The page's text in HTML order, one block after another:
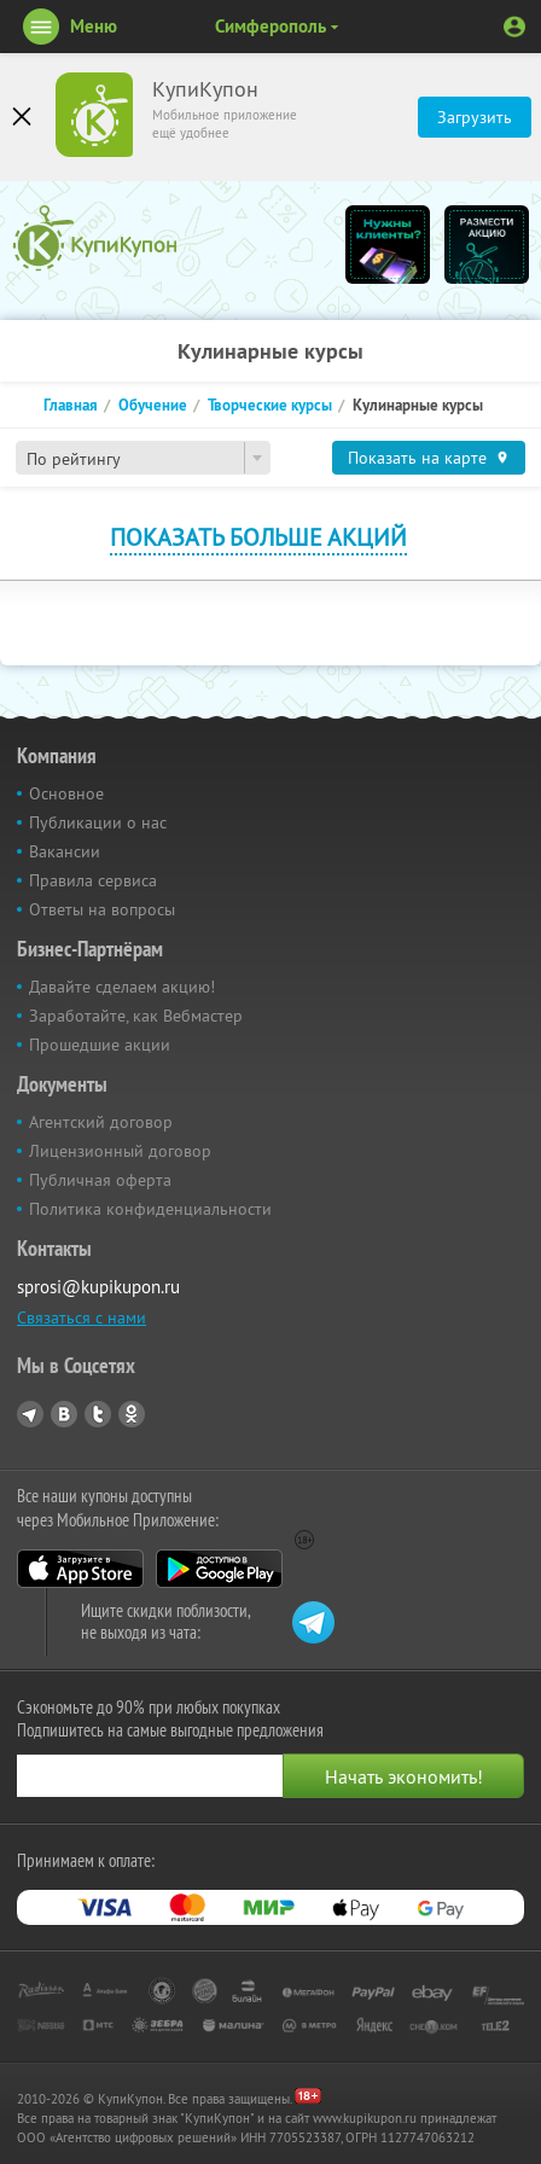
КупиКупон
Мобильное приложение
ещё удобнее
Загрузить
Меню Симферополь
Кулинарные курсы
По рейтингу
Главная Обучение Творческие курсы Кулинарные курсы
Показать на карте
ПОКАЗАТЬ БОЛЬШЕ АКЦИЙ
Компания
Основное
Публикации о нас
Вакансии
Правила сервиса
Ответы на вопросы
Бизнес-Партнёрам
Давайте сделаем акцию!
Заработайте, как Вебмастер
Прошедшие акции
Документы
Агентский договор
Лицензионный договор
Публичная оферта
Политика конфиденциальности
Контакты
sprosi@kupikupon.ru
Связаться с нами
Мы в Соцсетях
Все наши купоны доступны
через Мобильное Приложение:
Ищите скидки поблизости,
не выходя из чата:
Сэкономьте до 90% при любых покупках
Подпишитесь на самые выгодные предложения
Принимаем к оплате:
2010-2026 © КупиКупон. Все права защищены.
Все права на товарный знак "КупиКупон" и на сайт www.kupikupon.ru принадлежат
OOO «Агентство цифровых решений» ИНН 7705523387, ОГРН 1127747063212